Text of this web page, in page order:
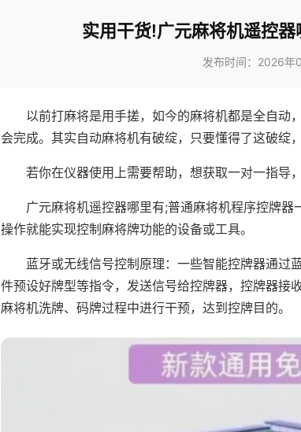
实用干货!广元麻将机遥控
发布时间：2026年
以前打麻将是用手搓，如今的麻将机都是全自动
会完成。其实自动麻将机有破绽，只要懂得了这破绽
若你在仪器使用上需要帮助，想获取一对一指导
广元麻将机遥控器哪里有;普通麻将机程序控牌
操作就能实现控制麻将牌功能的设备或工具。
蓝牙或无线信号控制原理：一些智能控牌器通过
件预设好牌型等指令，发送信号给控牌器，控牌器接
麻将机洗牌、码牌过程中进行干预，达到控牌目的。